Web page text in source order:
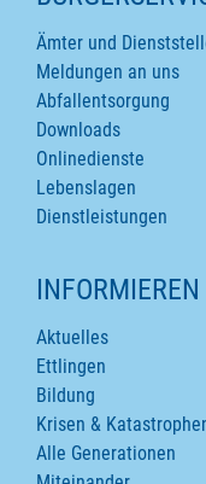
Ämter und
Meldungen an uns
Abfallentsorgung
Downloads
Onlinedienste
Lebenslagen
Dienstleistungen
INFORMIEREN
Aktuelles
Ettlingen
Bildung
Krisen &
Alle Generationen